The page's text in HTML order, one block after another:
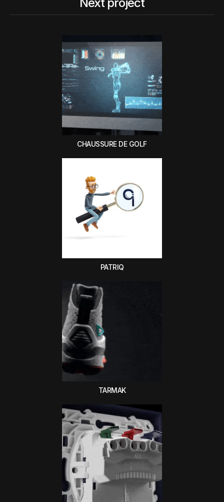
Next project
CHAUSSURE DE GOLF
PATRIQ
TARMAK